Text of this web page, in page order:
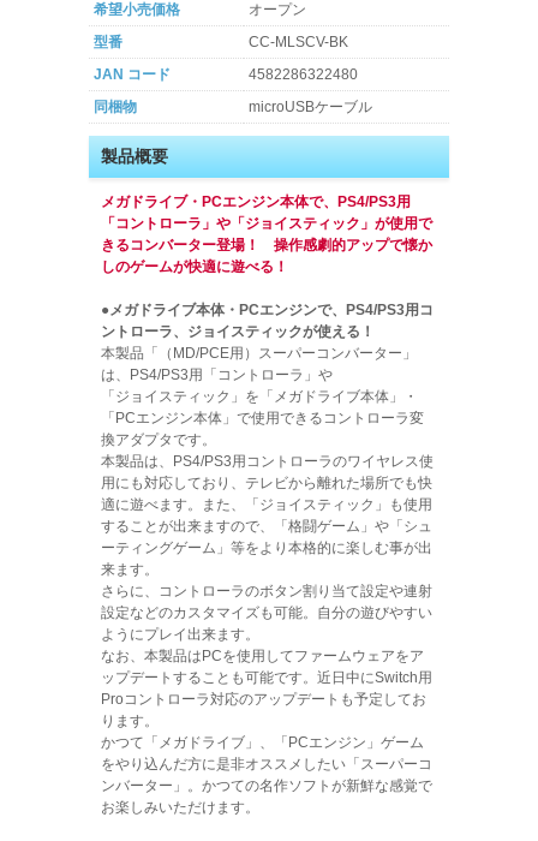
希望小売価格
オープン
型番
CC-MLSCV-BK
JAN コード
4582286322480
同梱物
microUSBケーブル
製品概要
メガドライブ・PCエンジン本体で、PS4/PS3用
「コントローラ」や「ジョイスティック」が使用で
きるコンバーター登場！ 操作感劇的アップで懐か
しのゲームが快適に遊べる！
●メガドライブ本体・PCエンジンで、PS4/PS3用コ
ントローラ、ジョイスティックが使える！
本製品「（MD/PCE用）スーパーコンバーター」
は、PS4/PS3用「コントローラ」や
「ジョイスティック」を「メガドライブ本体」・
「PCエンジン本体」で使用できるコントローラ変
換アダプタです。
本製品は、PS4/PS3用コントローラのワイヤレス使
用にも対応しており、テレビから離れた場所でも快
適に遊べます。また、「ジョイスティック」も使用
することが出来ますので、「格闘ゲーム」や「シュ
ーティングゲーム」等をより本格的に楽しむ事が出
来ます。
さらに、コントローラのボタン割り当て設定や連射
設定などのカスタマイズも可能。自分の遊びやすい
ようにプレイ出来ます。
なお、本製品はPCを使用してファームウェアをア
ップデートすることも可能です。近日中にSwitch用
Proコントローラ対応のアップデートも予定してお
ります。
かつて「メガドライブ」、「PCエンジン」ゲーム
をやり込んだ方に是非オススメしたい「スーパーコ
ンバーター」。かつての名作ソフトが新鮮な感覚で
お楽しみいただけます。